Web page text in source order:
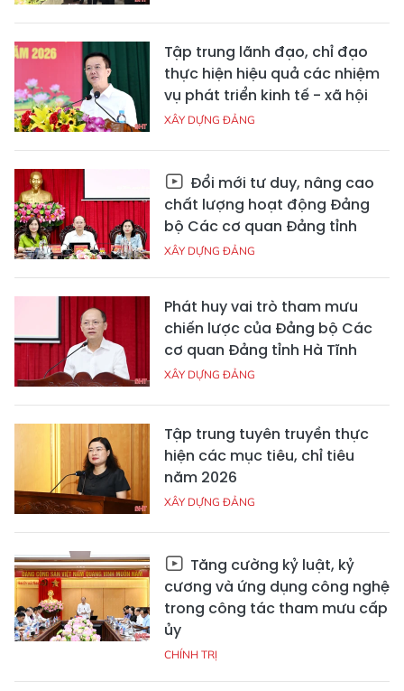
Tập trung lãnh đạo, chỉ đạo
thực hiện hiệu quả các nhiệm
vụ phát triển kinh tế - xã hội
XÂY DỰNG ĐẢNG
Đổi mới tư duy, nâng cao
chất lượng hoạt động Đảng
bộ Các cơ quan Đảng tỉnh
XÂY DỰNG ĐẢNG
Phát huy vai trò tham mưu
chiến lược của Đảng bộ Các
cơ quan Đảng tỉnh Hà Tĩnh
XÂY DỰNG ĐẢNG
Tập trung tuyên truyền thực
hiện các mục tiêu, chỉ tiêu
năm 2026
XÂY DỰNG ĐẢNG
Tăng cường kỷ luật, kỷ
cương và ứng dụng công nghệ
trong công tác tham mưu cấp
ủy
CHÍNH TRỊ